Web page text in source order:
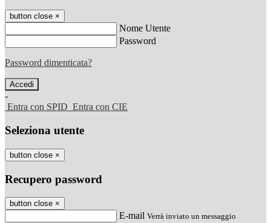
button close ×
Nome Utente
Password
Password dimenticata?
-
Entra con SPID Entra con CIE
Seleziona utente
button close ×
Recupero password
button close ×
E-mail Verrà inviato un messaggio